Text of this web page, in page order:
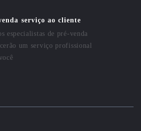
serviço ao cliente
especialistas de pré-venda
um serviço profissional